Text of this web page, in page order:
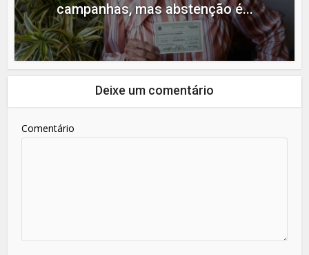
campanhas, mas abstenção é...
Deixe um comentário
Comentário